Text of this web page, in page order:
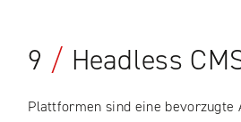
9 / Headless
Plattformen sind eine bevorzugte